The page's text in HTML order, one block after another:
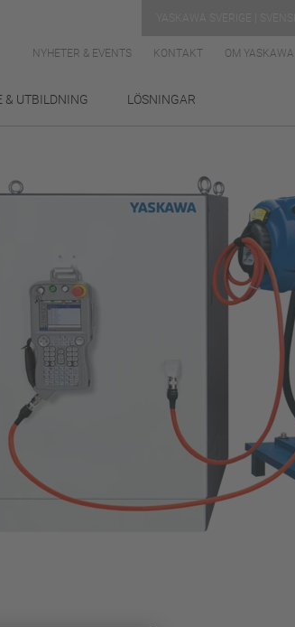
NYHETER & EVENTS KONTAKT OM YASKAWA
& UTBILDNING LÖSNINGAR